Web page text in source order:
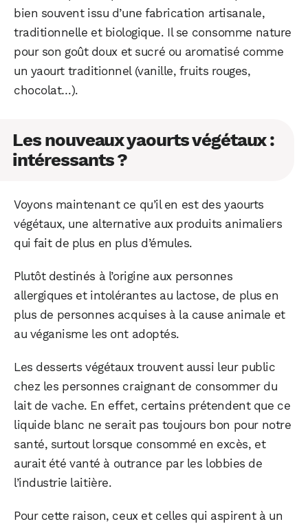
bien souvent issu d’une fabrication artisanale,
traditionnelle et biologique. Il se consomme nature
pour son goût doux et sucré ou aromatisé comme
un yaourt traditionnel (vanille, fruits rouges,
chocolat…).
Les nouveaux yaourts végétaux :
intéressants ?
Voyons maintenant ce qu’il en est des yaourts
végétaux, une alternative aux produits animaliers
qui fait de plus en plus d’émules.
Plutôt destinés à l’origine aux personnes
allergiques et intolérantes au lactose, de plus en
plus de personnes acquises à la cause animale et
au véganisme les ont adoptés.
Les desserts végétaux trouvent aussi leur public
chez les personnes craignant de consommer du
lait de vache. En effet, certains prétendent que ce
liquide blanc ne serait pas toujours bon pour notre
santé, surtout lorsque consommé en excès, et
aurait été vanté à outrance par les lobbies de
l’industrie laitière.
Pour cette raison, ceux et celles qui aspirent à un
Facebook